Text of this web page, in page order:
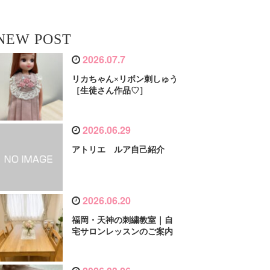
POST
2026.07.7
リカちゃん×リボン刺しゅう
［生徒さん作品♡］
2026.06.29
アトリエ ルア自己紹介
2026.06.20
福岡・天神の刺繍教室｜自
宅サロンレッスンのご案内